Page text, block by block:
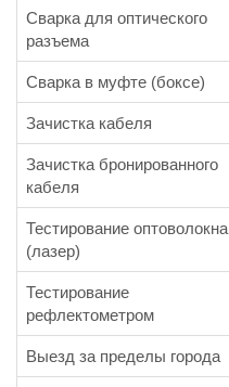
Сварка для оптического
разъема
Сварка в муфте (боксе)
Зачистка кабеля
Зачистка бронированного
кабеля
Тестирование оптоволокна
(лазер)
Тестирование
рефлектометром
Выезд за пределы города